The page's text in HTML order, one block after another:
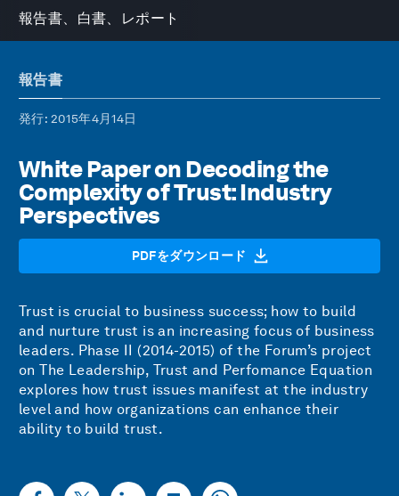
報告書、白書、レポート
報告書
発行: 2015年4月14日
White Paper on Decoding the
Complexity of Trust: Industry
Perspectives
PDFをダウンロード
Trust is crucial to business success; how to build
and nurture trust is an increasing focus of business
leaders. Phase II (2014-2015) of the Forum’s project
on The Leadership, Trust and Perfomance Equation
explores how trust issues manifest at the industry
level and how organizations can enhance their
ability to build trust.